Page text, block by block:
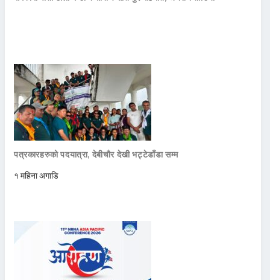
पत्रकारहरुको पदयात्रा, देबीचौर देखी भट्टेडाँडा सम्म
१ महिना अगाडि